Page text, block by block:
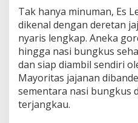
Tak hanya minuman, Es
dikenal dengan deretan
nyaris lengkap. Aneka
hingga nasi bungkus
dan siap diambil sendiri
Mayoritas jajanan
sementara nasi bungkus
terjangkau.